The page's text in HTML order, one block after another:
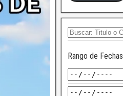
Rango de Fechas